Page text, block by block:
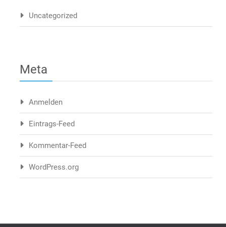
Uncategorized
Meta
Anmelden
Eintrags-Feed
Kommentar-Feed
WordPress.org